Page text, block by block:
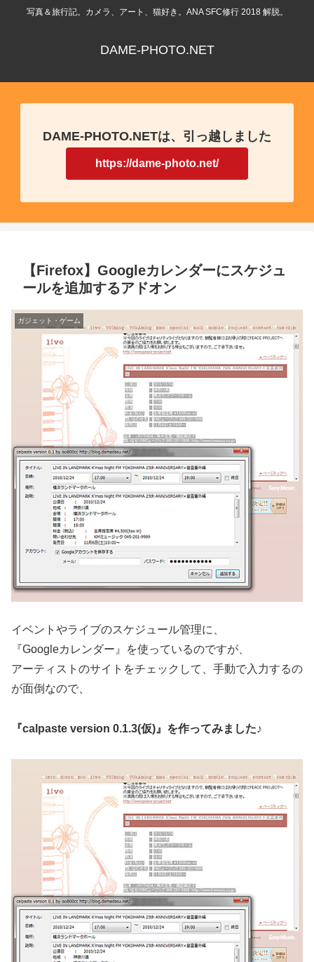
写真＆旅行記。カメラ、アート、猫好き。ANA SFC修行 2018 解脱。
DAME-PHOTO.NET
DAME-PHOTO.NETは、引っ越しました
https://dame-photo.net/
【Firefox】Googleカレンダーにスケジュ
ールを追加するアドオン
ガジェット・ゲーム
イベントやライブのスケジュール管理に、
『Googleカレンダー』を使っているのですが、
アーティストのサイトをチェックして、手動で入力するの
が面倒なので、
『calpaste version 0.1.3(仮)』を作ってみました♪